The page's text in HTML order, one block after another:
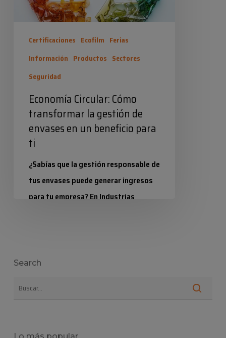
envases
beneficio
Certificaciones Ecofilm Ferias
Información Productos Sectores
Seguridad
Economía Circular: Cómo
transformar la gestión de
envases en un beneficio para
ti
¿Sabías que la gestión responsable de
tus envases puede generar ingresos
para tu empresa? En Industrias
Search